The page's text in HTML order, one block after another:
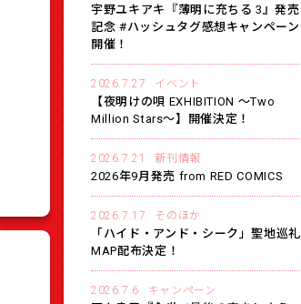
宇野ユキアキ『薄明に充ちる 3』発売
記念 #ハッシュタグ感想キャンペーン
開催！
2026.7.27 イベント
【夜明けの唄 EXHIBITION 〜Two
Million Stars〜】開催決定！
2026.7.21 新刊情報
2026年9月発売 from RED COMICS
2026.7.17 そのほか
「ハイド・アンド・シーク」聖地巡礼
MAP配布決定！
2026.7.6 キャンペーン